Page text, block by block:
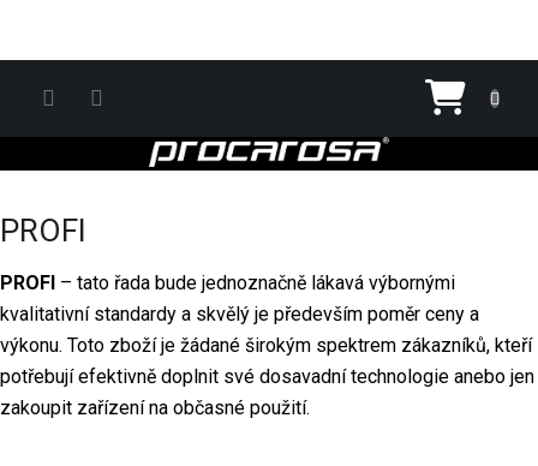
PROFI
PROFI – tato řada bude jednoznačně lákavá výbornými
kvalitativní standardy a skvělý je především poměr ceny a
výkonu. Toto zboží je žádané širokým spektrem zákazníků, kteří
potřebují efektivně doplnit své dosavadní technologie anebo jen
zakoupit zařízení na občasné použití.